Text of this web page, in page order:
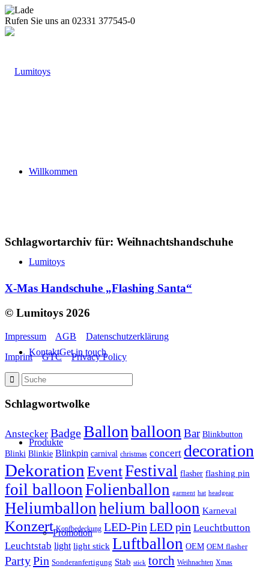
Rufen Sie uns an 02331 377545-0
Willkommen
Lumitoys
KontaktGet in touch
Produkte
Promotion
Schlagwortarchiv für: Weihnachtshandschuhe
X-Mas Handschuhe „Flashing Santa“
© Lumitoys 2026
Impressum AGB
Datenschutzerklärung
Imprint
GTC Privacy Policy
Schlagwortwolke
Anstecker BadgeBallonballoon Bar Blinkbutton
Blinki Blinkie Blinkpin carnival christmas concert decoration
Dekoration EventFestival flasher flashing pin
foil balloonFolienballon garment hat headgear
Heliumballonhelium balloon Karneval
Konzert Kopfbedeckung LED-Pin LED pin Leuchtbutton
Leuchtstab light light stick Luftballon OEM OEM flasher
PartyPin Sonderanfertigung Stab stick torch Weihnachten Xmas